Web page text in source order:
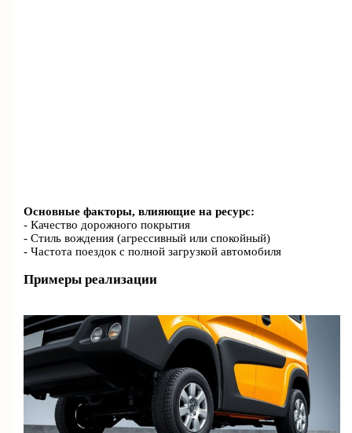
Основные факторы, влияющие на ресурс:
- Качество дорожного покрытия
- Стиль вождения (агрессивный или спокойный)
- Частота поездок с полной загрузкой автомобиля
Примеры реализации